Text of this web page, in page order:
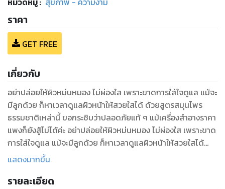
ราคา
GET FREE
เกี่ยวกับ
อย่าปล่อยให้ผิวหม่นหมอง ไม่ผ่องใส เพราะขาดการใส่ใจดูแล แม้จะ
มีลูกด้วย ก็หาเวลาดูแลผิวหน้าให้สวยใสได้ ด้วยสูตรสมุนไพร
ธรรมชาติเหล่านี้ ขอกระซิบว่าปลอดภัยแท้ ๆ แม้เครื่องสำอางราคา
แพงก็ยังสู้ไม่ได้ค่ะ อย่าปล่อยให้ผิวหม่นหมอง ไม่ผ่องใส เพราะขาด
การใส่ใจดูแล แม้จะมีลูกด้วย ก็หาเวลาดูแลผิวหน้าให้สวยใสได้
ด้วยสูตรสมุนไพรธรรมชาติเหล่านี้ ขอกระซิบว่าปลอดภัยแท้ ๆ แม้
แสดงมากขึ้น
รายละเอียด